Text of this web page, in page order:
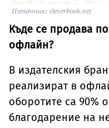
Източник: cleverbook.net
Къде се продава
офлайн?
В издателския
реализират в
оборотите са 90%
благодарение на